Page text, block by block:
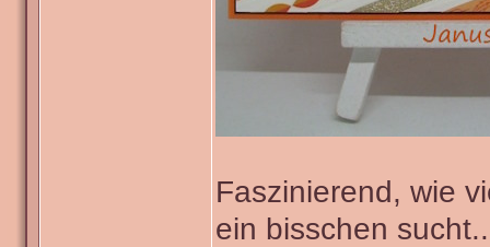
Faszinierend, wie
ein bisschen